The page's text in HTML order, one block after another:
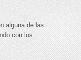
alguna de las
con los